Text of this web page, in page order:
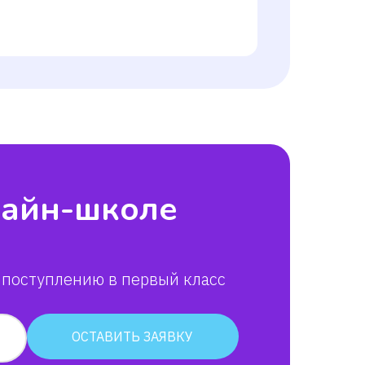
школе
в первый класс
ОСТАВИТЬ ЗАЯВКУ